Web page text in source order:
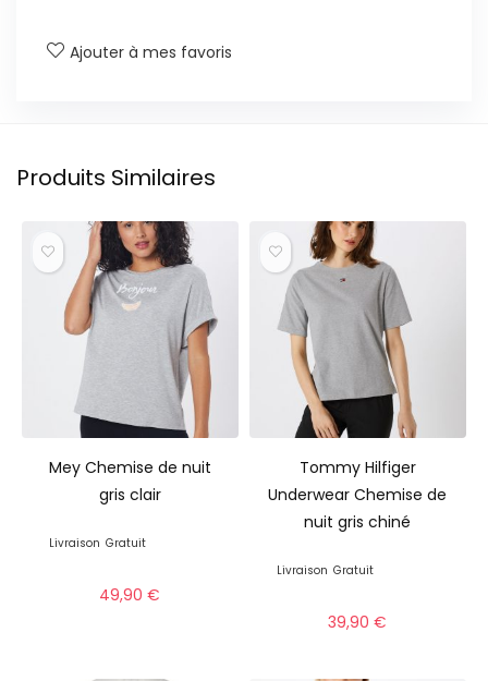
Ajouter à mes favoris
Produits Similaires
Mey Chemise de nuit
gris clair
Livraison Gratuit
49,90€
Tommy Hilfiger
Underwear Chemise de
nuit gris chiné
Livraison Gratuit
39,90€